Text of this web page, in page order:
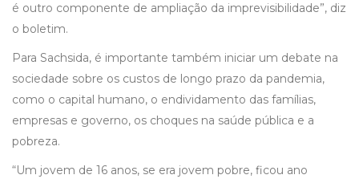
é outro componente de ampliação da imprevisibilidade”, diz
o boletim.
Para Sachsida, é importante também iniciar um debate na
sociedade sobre os custos de longo prazo da pandemia,
como o capital humano, o endividamento das famílias,
empresas e governo, os choques na saúde pública e a
pobreza.
“Um jovem de 16 anos, se era jovem pobre, ficou ano